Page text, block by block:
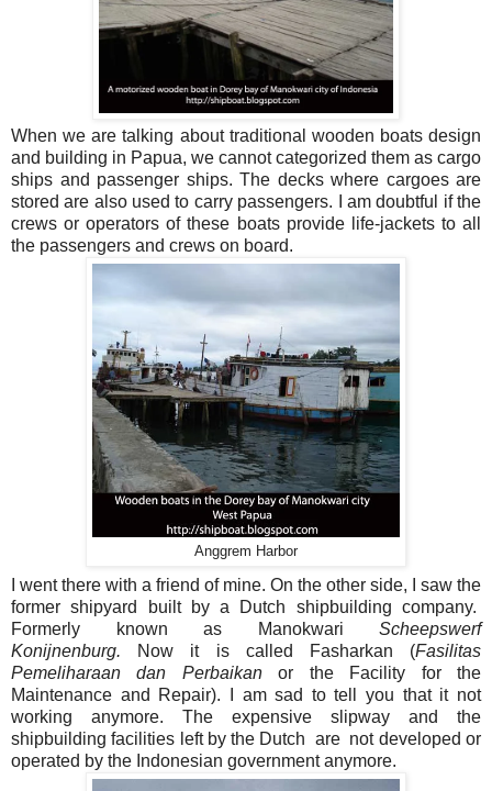
When we are talking about traditional wooden boats design
and building in Papua, we cannot categorized them as cargo
ships and passenger ships. The decks where cargoes are
stored are also used to carry passengers. I am doubtful if the
crews or operators of these boats provide life-jackets to all
the passengers and crews on board.
Anggrem Harbor
I went there with a friend of mine. On the other side, I saw the
former shipyard built by a Dutch shipbuilding company.
Formerly known as Manokwari Scheepswerf
Konijnenburg.
Now it is called Fasharkan (Fasilitas
Pemeliharaan dan Perbaikanor the Facility for the
Maintenance and Repair). I am sad to tell you that it not
working anymore. The expensive slipway and the
shipbuilding facilities left by the Dutch are not developed or
operated by the Indonesian government anymore.